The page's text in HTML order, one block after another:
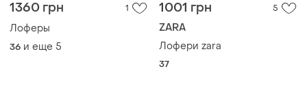
1360 грн 1
Лоферы
36 и еще 5
1001 грн 5
ZARA
Лофери zara
37